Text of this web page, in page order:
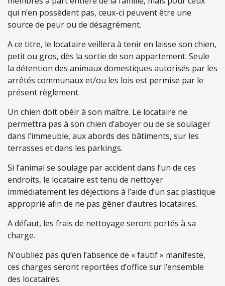
qui n’en possèdent pas, ceux-ci peuvent être une
source de peur ou de désagrément.
A ce titre, le locataire veillera à tenir en laisse son chien,
petit ou gros, dès la sortie de son appartement. Seule
la détention des animaux domestiques autorisés par les
arrêtés communaux et/ou les lois est permise par le
présent règlement.
Un chien doit obéir à son maître. Le locataire ne
permettra pas à son chien d’aboyer ou de se soulager
dans l’immeuble, aux abords des bâtiments, sur les
terrasses et dans les parkings.
Si l’animal se soulage par accident dans l’un de ces
endroits, le locataire est tenu de nettoyer
immédiatement les déjections à l’aide d’un sac plastique
approprié afin de ne pas gêner d’autres locataires.
A défaut, les frais de nettoyage seront portés à sa
charge.
N’oubliez pas qu’en l’absence de « fautif » manifeste,
ces charges seront reportées d’office sur l’ensemble
des locataires.